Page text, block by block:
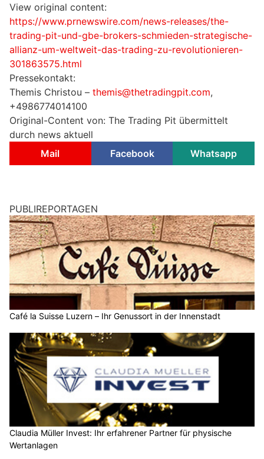
View original content:
https://www.prnewswire.com/news-releases/the-
trading-pit-und-gbe-brokers-schmieden-strategische-
allianz-um-weltweit-das-trading-zu-revolutionieren-
301863575.html
Pressekontakt:
Themis Christou – themis@thetradingpit.com,
+4986774014100
Original-Content von: The Trading Pit übermittelt
durch news aktuell
Mail
Facebook Whatsapp
PUBLIREPORTAGEN
Café la Suisse Luzern – Ihr Genussort in der Innenstadt
Claudia Müller Invest: Ihr erfahrener Partner für physische
Wertanlagen